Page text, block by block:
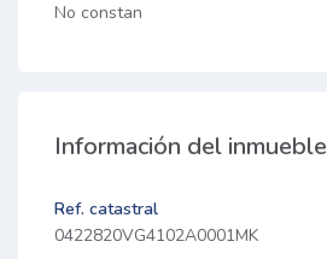
No constan
Información del inmueble
Ref. catastral
0422820VG4102A0001MK